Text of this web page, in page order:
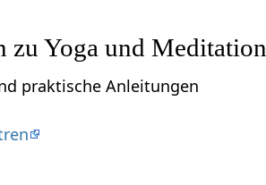
zu Yoga und Meditation
praktische Anleitungen